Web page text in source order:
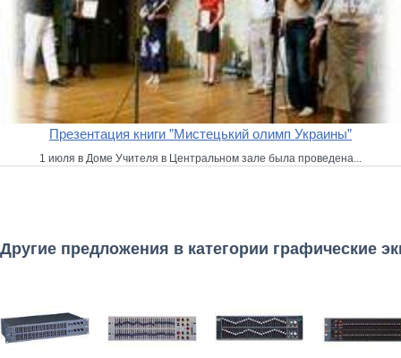
Презентация книги ”Мистецький олимп Украины”
1 июля в Доме Учителя в Центральном зале была проведена...
Другие предложения в категории графические